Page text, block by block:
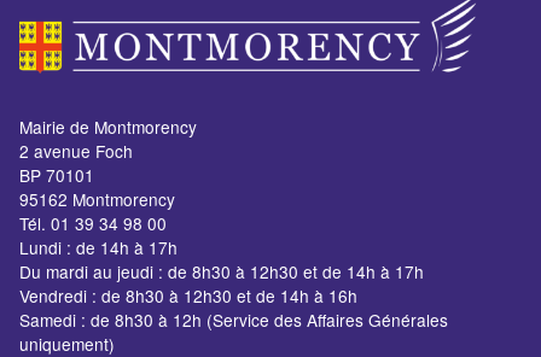
Mairie de Montmorency
2 avenue Foch
BP 70101
95162 Montmorency
Tél. 01 39 34 98 00
Lundi : de 14h à 17h
Du mardi au jeudi : de 8h30 à 12h30 et de 14h à 17h
Vendredi : de 8h30 à 12h30 et de 14h à 16h
Samedi : de 8h30 à 12h (Service des Affaires Générales
uniquement)